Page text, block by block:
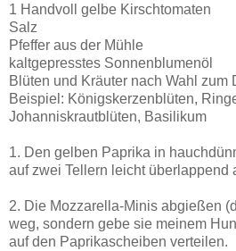
1 Handvoll gelbe Kirschtomaten
Salz
Pfeffer aus der Mühle
kaltgepresstes Sonnenblumenöl
Blüten und Kräuter nach Wahl zum
Beispiel: Königskerzenblüten,
Johanniskrautblüten, Basilikum
1. Den gelben Paprika in
auf zwei Tellern leicht überlappend
2. Die Mozzarella-Minis abgießen
weg, sondern gebe sie meinem
auf den Paprikascheiben verteilen.